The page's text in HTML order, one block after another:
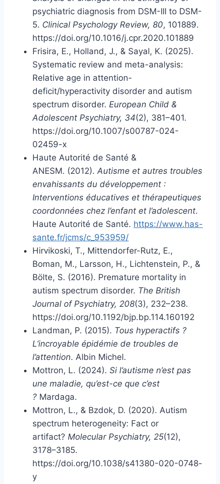
psychiatric diagnosis from DSM-III to DSM-
5. Clinical Psychology Review, 80, 101889.
https://doi.org/10.1016/j.cpr.2020.101889
Frisira, E., Holland, J., & Sayal, K. (2025).
Systematic review and meta-analysis:
Relative age in attention-
deficit/hyperactivity disorder and autism
spectrum disorder. European Child &
Adolescent Psychiatry, 34(2), 381–401.
https://doi.org/10.1007/s00787-024-
02459-x
Haute Autorité de Santé &
ANESM. (2012). Autisme et autres troubles
envahissants du développement :
Interventions éducatives et thérapeutiques
coordonnées chez l’enfant et l’adolescent.
Haute Autorité de Santé. https://www.has-
sante.fr/jcms/c_953959/
Hirvikoski, T., Mittendorfer-Rutz, E.,
Boman, M., Larsson, H., Lichtenstein, P., &
Bölte, S. (2016). Premature mortality in
autism spectrum disorder. The British
Journal of Psychiatry, 208(3), 232–238.
https://doi.org/10.1192/bjp.bp.114.160192
Landman, P. (2015). Tous hyperactifs ?
L’incroyable épidémie de troubles de
l’attention. Albin Michel.
Mottron, L. (2024). Si l’autisme n’est pas
une maladie, qu’est-ce que c’est
? Mardaga.
Mottron, L., & Bzdok, D. (2020). Autism
spectrum heterogeneity: Fact or
artifact? Molecular Psychiatry, 25(12),
3178–3185.
https://doi.org/10.1038/s41380-020-0748-
y